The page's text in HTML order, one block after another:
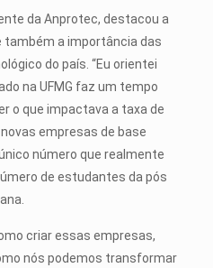
da Anprotec, destacou a
a importância das
do país. “Eu orientei
na UFMG faz um tempo
o que impactava a taxa de
empresas de base
número que realmente
de estudantes da pós
criar essas empresas,
nós podemos transformar